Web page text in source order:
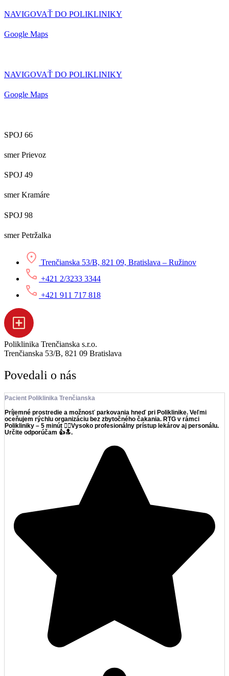
NAVIGOVAŤ DO POLIKLINIKY
Google Maps
NAVIGOVAŤ DO POLIKLINIKY
Google Maps
SPOJ 66
smer Prievoz
SPOJ 49
smer Kramáre
SPOJ 98
smer Petržalka
Trenčianska 53/B, 821 09, Bratislava – Ružinov
+421 2/3233 3344
+421 911 717 818
Poliklinika Trenčianska s.r.o.
Trenčianska 53/B, 821 09 Bratislava
Povedali o nás
Pacient Poliklinika Trenčianska
Príjemné prostredie a možnosť parkovania hneď pri Poliklinike. Veľmi
oceňujem rýchlu organizáciu bez zbytočného čakania. RTG v rámci
Polikliniky – 5 minút 👌🏻Vysoko profesionálny prístup lekárov aj personálu.
Určite odporúčam 👍🔝.